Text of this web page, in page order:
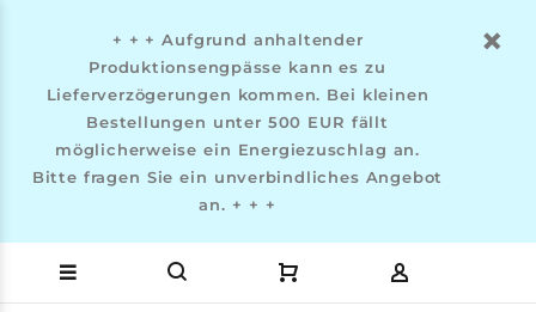
+ + + Aufgrund anhaltender
Produktionsengpässe kann es zu
Lieferverzögerungen kommen. Bei kleinen
Bestellungen unter 500 EUR fällt
möglicherweise ein Energiezuschlag an.
Bitte fragen Sie ein unverbindliches Angebot
an. + + +